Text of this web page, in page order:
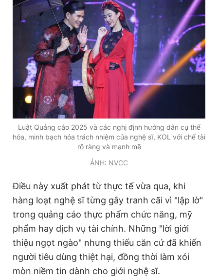
Luật Quảng cáo 2025 và các nghị định hướng dẫn cụ thể
hóa, minh bạch hóa trách nhiệm của nghệ sĩ, KOL với chế tài
rõ ràng và mạnh mẽ
ẢNH: NVCC
Điều này xuất phát từ thực tế vừa qua, khi
hàng loạt nghệ sĩ từng gây tranh cãi vì "lập lờ"
trong quảng cáo thực phẩm chức năng, mỹ
phẩm hay dịch vụ tài chính. Những "lời giới
thiệu ngọt ngào" nhưng thiếu căn cứ đã khiến
người tiêu dùng thiệt hại, đồng thời làm xói
mòn niềm tin dành cho giới nghệ sĩ.